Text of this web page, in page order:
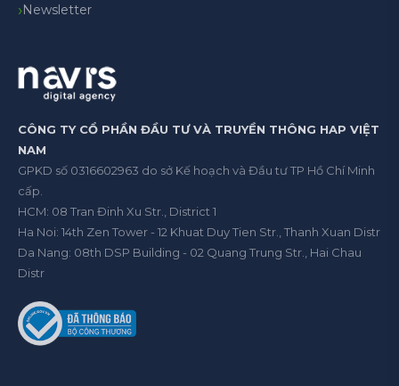
Newsletter
CÔNG TY CỔ PHẦN ĐẦU TƯ VÀ TRUYỀN THÔNG HAP VIỆT
NAM
GPKD số 0316602963 do sở Kế hoạch và Đầu tư TP Hồ Chí Minh
cấp.
HCM: 08 Tran Đinh Xu Str., District 1
Ha Noi: 14th Zen Tower - 12 Khuat Duy Tien Str., Thanh Xuan Distr
Da Nang: 08th DSP Building - 02 Quang Trung Str., Hai Chau
Distr